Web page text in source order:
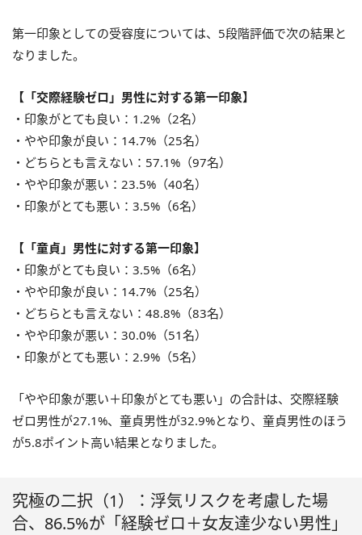
第一印象としての受容度については、5段階評価で次の結果と
なりました。
【「交際経験ゼロ」男性に対する第一印象】
・印象がとても良い：1.2%（2名）
・やや印象が良い：14.7%（25名）
・どちらとも言えない：57.1%（97名）
・やや印象が悪い：23.5%（40名）
・印象がとても悪い：3.5%（6名）
【「童貞」男性に対する第一印象】
・印象がとても良い：3.5%（6名）
・やや印象が良い：14.7%（25名）
・どちらとも言えない：48.8%（83名）
・やや印象が悪い：30.0%（51名）
・印象がとても悪い：2.9%（5名）
「やや印象が悪い＋印象がとても悪い」の合計は、交際経験
ゼロ男性が27.1%、童貞男性が32.9%となり、童貞男性のほう
が5.8ポイント高い結果となりました。
究極の二択（1）：浮気リスクを考慮した場
合、86.5%が「経験ゼロ＋女友達少ない男性」